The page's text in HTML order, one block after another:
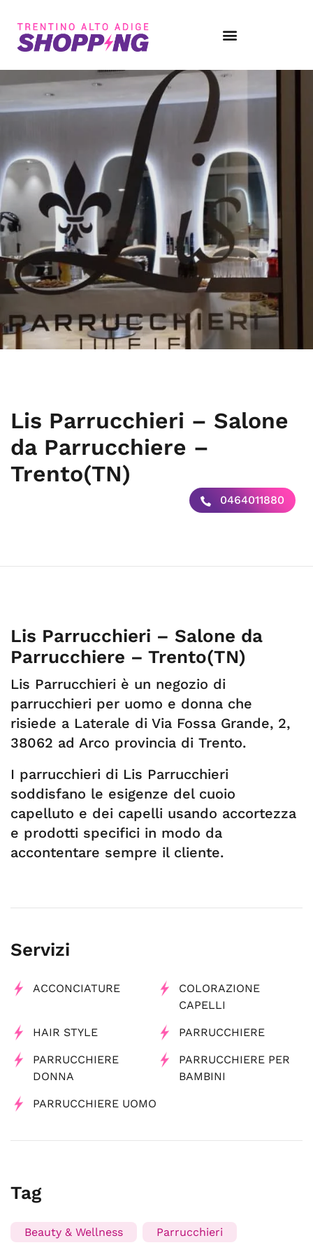
Lis Parrucchieri – Salone
da Parrucchiere –
Trento(TN)
0464011880
Lis Parrucchieri – Salone da
Parrucchiere – Trento(TN)
Lis Parrucchieri è un negozio di
parrucchieri per uomo e donna che
risiede a Laterale di Via Fossa Grande, 2,
38062 ad Arco provincia di Trento.
I parrucchieri di Lis Parrucchieri
soddisfano le esigenze del cuoio
capelluto e dei capelli usando accortezza
e prodotti specifici in modo da
accontentare sempre il cliente.
Servizi
ACCONCIATURE
COLORAZIONE
CAPELLI
HAIR STYLE PARRUCCHIERE
PARRUCCHIERE
DONNA
PARRUCCHIERE PER
BAMBINI
PARRUCCHIERE UOMO
Tag
Beauty & Wellness Parrucchieri